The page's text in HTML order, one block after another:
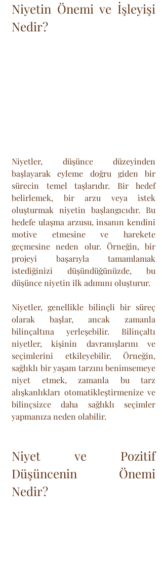
Niyetin Önemi ve İşleyişi
Nedir?
Niyetler, düşünce düzeyinden
başlayarak eyleme doğru giden bir
sürecin temel taşlarıdır. Bir hedef
belirlemek, bir arzu veya istek
oluşturmak niyetin başlangıcıdır. Bu
hedefe ulaşma arzusu, insanın kendini
motive etmesine ve harekete
geçmesine neden olur. Örneğin, bir
projeyi başarıyla tamamlamak
istediğinizi düşündüğünüzde, bu
düşünce niyetin ilk adımını oluşturur.
Niyetler, genellikle bilinçli bir süreç
olarak başlar, ancak zamanla
bilinçaltına yerleşebilir. Bilinçaltı
niyetler, kişinin davranışlarını ve
seçimlerini etkileyebilir. Örneğin,
sağlıklı bir yaşam tarzını benimsemeye
niyet etmek, zamanla bu tarz
alışkanlıkları otomatikleştirmenize ve
bilinçsizce daha sağlıklı seçimler
yapmanıza neden olabilir.
Niyet ve Pozitif
Düşüncenin Önemi
Nedir?